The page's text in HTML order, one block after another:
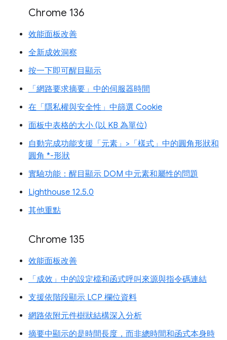
Chrome 136
效能面板改善
全新成效洞察
按一下即可醒目顯示
「網路要求摘要」中的伺服器時間
在「隱私權與安全性」中篩選 Cookie
面板中表格的大小 (以 KB 為單位)
自動完成功能支援「元素」>「樣式」中的圓角形狀和
圓角 *-形狀
實驗功能：醒目顯示 DOM 中元素和屬性的問題
Lighthouse 12.5.0
其他重點
Chrome 135
效能面板改善
「成效」中的設定檔和函式呼叫來源與指令碼連結
支援依階段顯示 LCP 欄位資料
網路依附元件樹狀結構深入分析
摘要中顯示的是時間長度，而非總時間和函式本身時